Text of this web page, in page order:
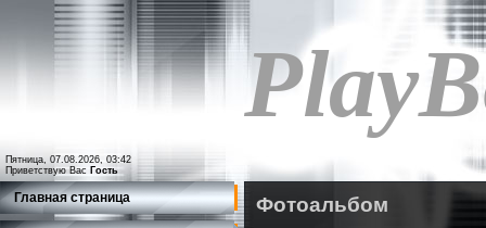
Пятница, 07.08.2026, 03:42
Приветствую Вас Гость
Главная страница Фотоальбом